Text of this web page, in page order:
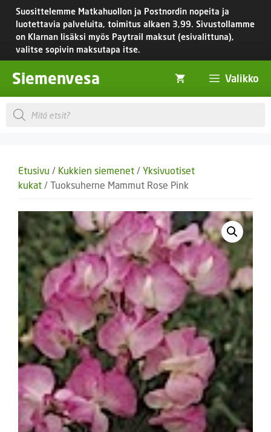
Siirry
sisältöön
Suosittelemme Matkahuollon ja Postnordin nopeita ja
luotettavia palveluita, toimitus alkaen 3,99. Sivustollamme
on Klarnan lisäksi myös Paytrail maksut (esivalittuna),
valitse sopivin maksutapa itse.
Siemenvesa Valikko
Products
search
Etusivu / Kukkien siemenet / Yksivuotiset
kukat / Tuoksuherne Mammut Rose Pink